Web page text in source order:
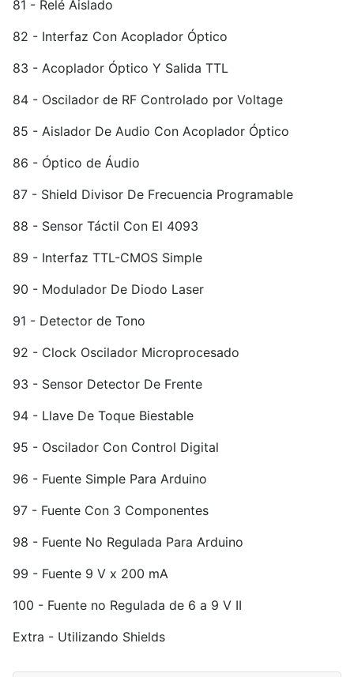
81 - Relé Aislado
82 - Interfaz Con Acoplador Óptico
83 - Acoplador Óptico Y Salida TTL
84 - Oscilador de RF Controlado por Voltage
85 - Aislador De Audio Con Acoplador Óptico
86 - Óptico de Áudio
87 - Shield Divisor De Frecuencia Programable
88 - Sensor Táctil Con El 4093
89 - Interfaz TTL-CMOS Simple
90 - Modulador De Diodo Laser
91 - Detector de Tono
92 - Clock Oscilador Microprocesado
93 - Sensor Detector De Frente
94 - Llave De Toque Biestable
95 - Oscilador Con Control Digital
96 - Fuente Simple Para Arduino
97 - Fuente Con 3 Componentes
98 - Fuente No Regulada Para Arduino
99 - Fuente 9 V x 200 mA
100 - Fuente no Regulada de 6 a 9 V II
Extra - Utilizando Shields